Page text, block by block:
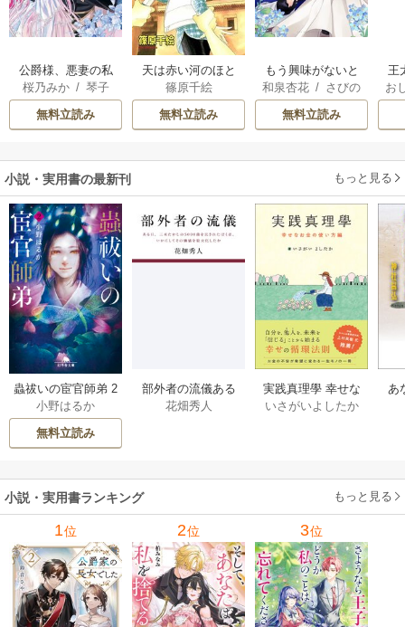
公爵様、悪妻の私
はもう放っておい
てください
桜乃みか/ 琴子
無料立読み
天は赤い河のほと
り
篠原千絵
無料立読み
もう興味がないと
離婚された令嬢の
意外と楽しい新生
活
和泉杏花 / さびの
ぶち
無料立読み
王
こ
二
お
小説・実用書の最新刊 もっと見る
蟲祓いの宦官師弟 2
巻
小野はるか
無料立読み
部外者の流儀ある
日、三木たかしの5
したか 1巻
花畑秀人
実践真理學 幸せな
お金の使い方編 1巻
いさがいよしたか
あ
小説・実用書ランキング もっと見る
1位 2位 3位